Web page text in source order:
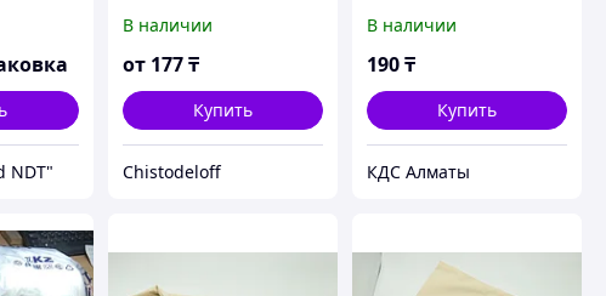
NDT"
В наличии
от 177 ₸
Купить
Chistodeloff
упаковок по
100шт,сложение 1/8
В наличии
190₸
Купить
КДС Алматы